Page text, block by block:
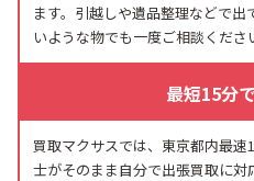
ます。引越しや遺品整理などで
いような物でも一度ご相談くださ
最短15分
買取マクサスでは、東京都内最
士がそのまま自分で出張買取に